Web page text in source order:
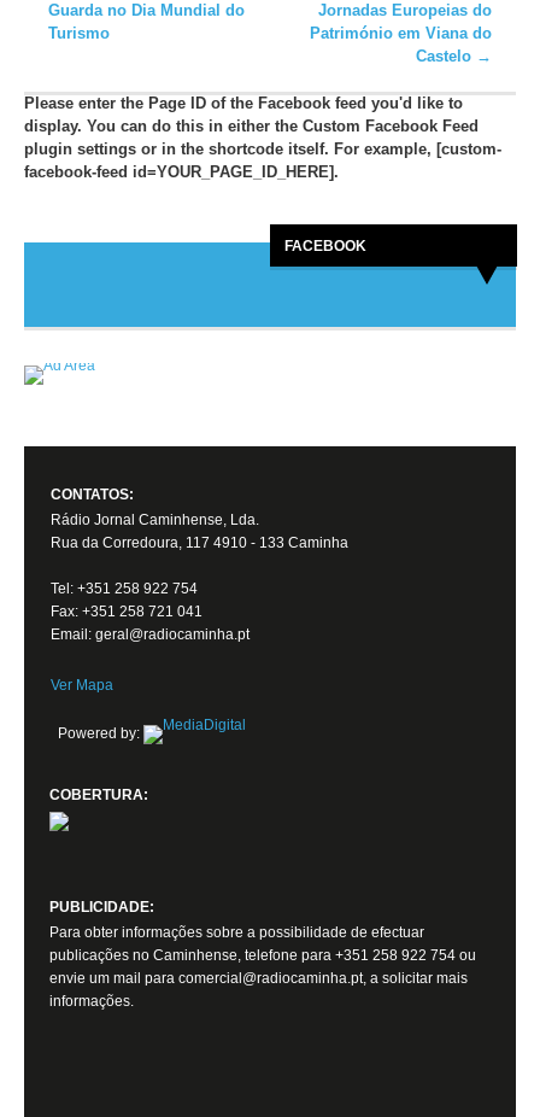
Guarda no Dia Mundial do
Turismo
Jornadas Europeias do
Património em Viana do
Castelo →
Please enter the Page ID of the Facebook feed you'd like to
display. You can do this in either the Custom Facebook Feed
plugin settings or in the shortcode itself. For example, [custom-
facebook-feed id=YOUR_PAGE_ID_HERE].
FACEBOOK
CONTATOS:
Rádio Jornal Caminhense, Lda.
Rua da Corredoura, 117 4910 - 133 Caminha
Tel: +351 258 922 754
Fax: +351 258 721 041
Email: geral@radiocaminha.pt
Ver Mapa
Powered by:
COBERTURA:
PUBLICIDADE:
Para obter informações sobre a possibilidade de efectuar
publicações no Caminhense, telefone para +351 258 922 754 ou
envie um mail para comercial@radiocaminha.pt, a solicitar mais
informações.